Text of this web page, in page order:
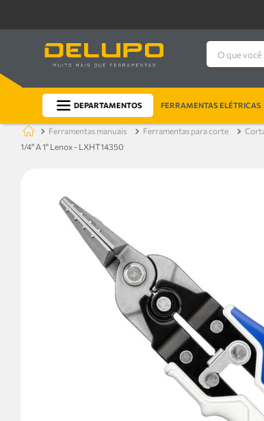
O que você
DEPARTAMENTOS FERRAMENTAS ELÉTRICAS
ferramentas manuais ferramentas para corte
1/4'' A 1'' Lenox - LXHT14350